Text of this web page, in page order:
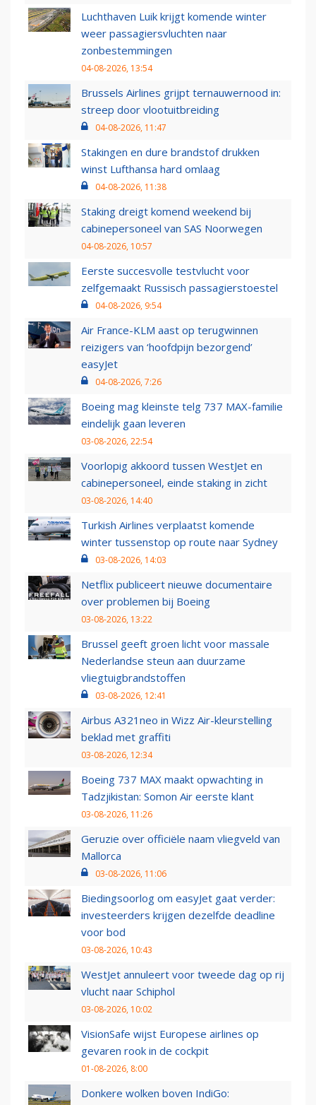
Luchthaven Luik krijgt komende winter
weer passagiersvluchten naar
zonbestemmingen
04-08-2026, 13:54
Brussels Airlines grijpt ternauwernood in:
streep door vlootuitbreiding
04-08-2026, 11:47
Stakingen en dure brandstof drukken
winst Lufthansa hard omlaag
04-08-2026, 11:38
Staking dreigt komend weekend bij
cabinepersoneel van SAS Noorwegen
04-08-2026, 10:57
Eerste succesvolle testvlucht voor
zelfgemaakt Russisch passagierstoestel
04-08-2026, 9:54
Air France-KLM aast op terugwinnen
reizigers van ‘hoofdpijn bezorgend’
easyJet
04-08-2026, 7:26
Boeing mag kleinste telg 737 MAX-familie
eindelijk gaan leveren
03-08-2026, 22:54
Voorlopig akkoord tussen WestJet en
cabinepersoneel, einde staking in zicht
03-08-2026, 14:40
Turkish Airlines verplaatst komende
winter tussenstop op route naar Sydney
03-08-2026, 14:03
Netflix publiceert nieuwe documentaire
over problemen bij Boeing
03-08-2026, 13:22
Brussel geeft groen licht voor massale
Nederlandse steun aan duurzame
vliegtuigbrandstoffen
03-08-2026, 12:41
Airbus A321neo in Wizz Air-kleurstelling
beklad met graffiti
03-08-2026, 12:34
Boeing 737 MAX maakt opwachting in
Tadzjikistan: Somon Air eerste klant
03-08-2026, 11:26
Geruzie over officiële naam vliegveld van
Mallorca
03-08-2026, 11:06
Biedingsoorlog om easyJet gaat verder:
investeerders krijgen dezelfde deadline
voor bod
03-08-2026, 10:43
WestJet annuleert voor tweede dag op rij
vlucht naar Schiphol
03-08-2026, 10:02
VisionSafe wijst Europese airlines op
gevaren rook in de cockpit
01-08-2026, 8:00
Donkere wolken boven IndiGo: